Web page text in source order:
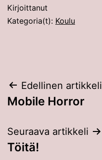
Kirjoittanut
Kategoria(t): Koulu
Artikkelien
selaus
Edellinen artikkeli
Mobile Horror
Seuraava artikkeli
Töitä!